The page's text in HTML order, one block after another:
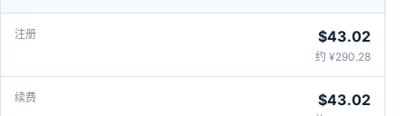
$43.02
约 ¥290.28
$43.02